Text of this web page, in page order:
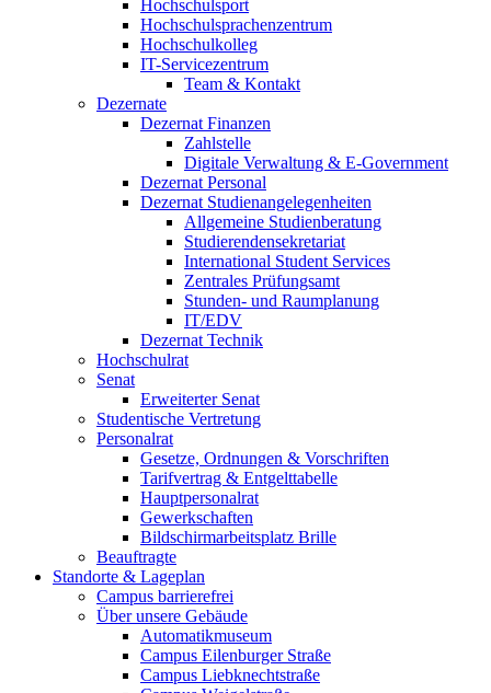
Hochschulsport
Hochschulsprachenzentrum
Hochschulkolleg
IT-Servicezentrum
Team & Kontakt
Dezernate
Dezernat Finanzen
Zahlstelle
Digitale Verwaltung & E-Government
Dezernat Personal
Dezernat Studienangelegenheiten
Allgemeine Studienberatung
Studierendensekretariat
International Student Services
Zentrales Prüfungsamt
Stunden- und Raumplanung
IT/EDV
Dezernat Technik
Hochschulrat
Senat
Erweiterter Senat
Studentische Vertretung
Personalrat
Gesetze, Ordnungen & Vorschriften
Tarifvertrag & Entgelttabelle
Hauptpersonalrat
Gewerkschaften
Bildschirmarbeitsplatz Brille
Beauftragte
Standorte & Lageplan
Campus barrierefrei
Über unsere Gebäude
Automatikmuseum
Campus Eilenburger Straße
Campus Liebknechtstraße